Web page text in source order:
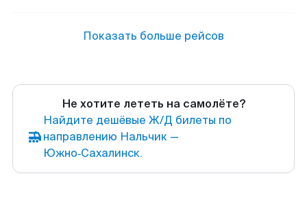
Показать больше рейсов
Не хотите лететь на самолёте?
Найдите дешёвые Ж/Д билеты по
направлению Нальчик —
Южно‑Сахалинск.